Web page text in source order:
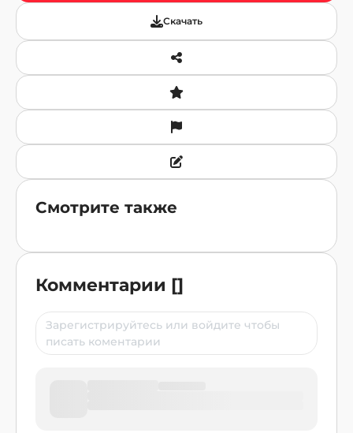
Скачать
Смотрите также
Комментарии []